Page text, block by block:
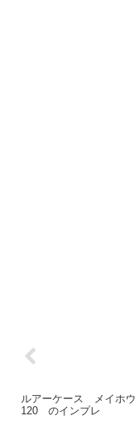
ルアーケース メイホ
120 のインプレ